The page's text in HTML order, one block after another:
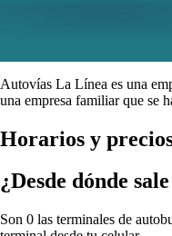
Autovías La Línea es una
una empresa familiar que se
Horarios y
¿Desde dónde
Son 0 las terminales de